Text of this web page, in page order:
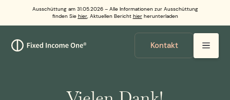
Ausschüttung am 31.05.2026 – Alle Informationen zur Ausschüttung
finden Sie hier, Aktuellen Bericht hierherunterladen
Kontakt